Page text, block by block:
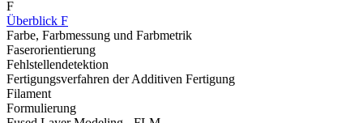
F
Überblick F
Farbe, Farbmessung und Farbmetrik
Faserorientierung
Fehlstellendetektion
Fertigungsverfahren der Additiven Fertigung
Filament
Formulierung